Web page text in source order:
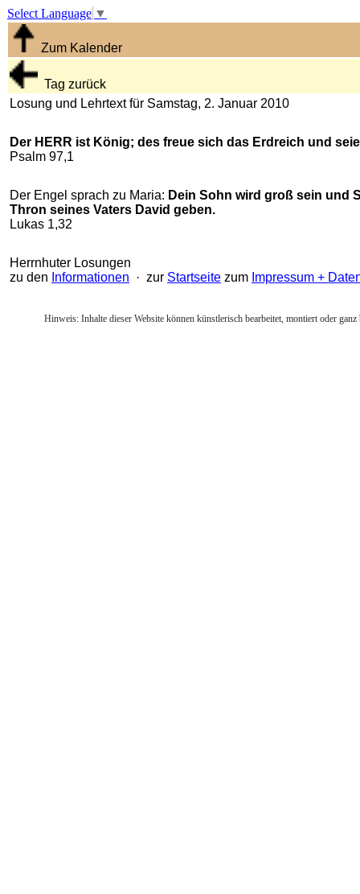
Select Language ▼
Zum Kalender
Tag zurück
Losung und Lehrtext für Samstag, 2. Januar 2010
Der HERR ist König; des freue sich das Erdreich und
Psalm 97,1
Der Engel sprach zu Maria: Dein Sohn wird groß sein und
Thron seines Vaters David geben.
Lukas 1,32
Herrnhuter Losungen
zu den Informationen · zur Startseite zum Impressum +
Hinweis: Inhalte dieser Website können künstlerisch bearbeitet, montiert oder